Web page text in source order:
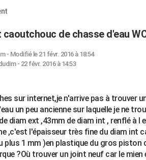
de chasse d'eau
- Modifié le 21 févr. 2016 à 18:54
- 22 févr. 2016 à 14:53
sur internet,je n'arrive pas à trouver
un peu ancienne sur laquelle je ne
diam ext ,43mm de diam int , renflé à
,c'est l'épaisseur très fine du diam int
1 mm )en plastique du gros piston
?Où trouver un joint neuf car le